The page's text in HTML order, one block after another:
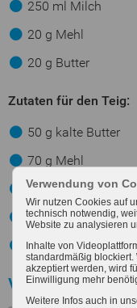
250 ml Milch
20 g Mehl
20 g Butter
Zutaten für den Teig:
50 g kalte Butter
70 g Mehl
100 g geriebener
Salz, Pfeffer
3 EL kaltes Wasser
Video
Verwendung von
Wir nutzen Cookies auf
technisch notwendig,
Website zu analysieren
Inhalte von
standardmäßig
akzeptiert werden, wird
Einwilligung mehr
Weitere Infos auch in